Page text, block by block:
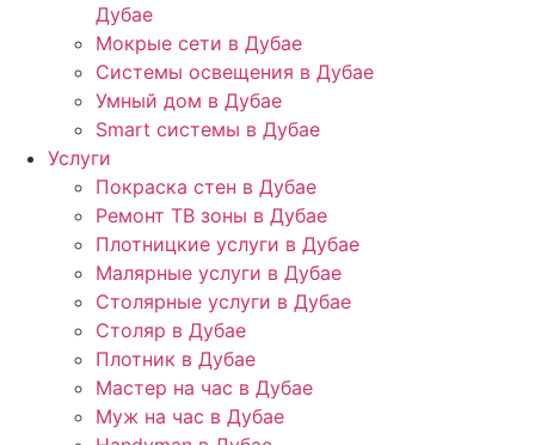
Дубае
Мокрые сети в Дубае
Системы освещения в Дубае
Умный дом в Дубае
Smart системы в Дубае
Услуги
Покраска стен в Дубае
Ремонт ТВ зоны в Дубае
Плотницкие услуги в Дубае
Малярные услуги в Дубае
Столярные услуги в Дубае
Столяр в Дубае
Плотник в Дубае
Мастер на час в Дубае
Муж на час в Дубае